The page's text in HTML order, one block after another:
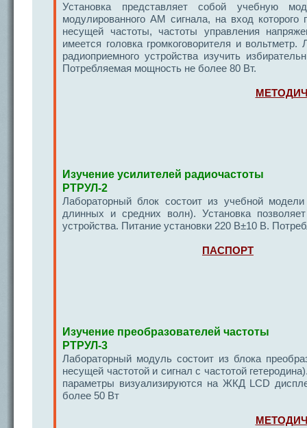
Установка представляет собой учебную
модулированного АМ сигнала, на вход
несущей частоты, частоты управления
имеется головка громкоговорителя и
радиоприемного устройства изучить
Потребляемая мощность не более 80 Вт.
Изучение усилителей радиочастоты
РТРУЛ-2
Лабораторный блок состоит из учебной
длинных и средних волн). Установка
устройства. Питание установки 220 В±10 В.
ПАСПОРТ
Изучение преобразователей частоты
РТРУЛ-3
Лабораторный модуль состоит из блока
несущей частотой и сигнал с частотой
параметры визуализируются на ЖКД LCD
более 50 Вт